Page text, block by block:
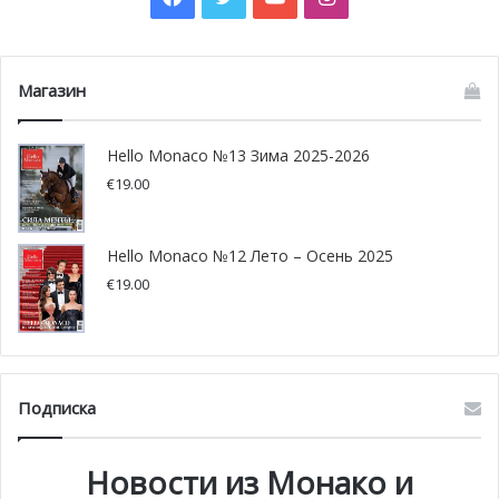
вырубки леса приходится на индустрию
производителей деревянных поддонов».
Магазин
Hello Monaco №13 Зима 2025-2026
€19.00
Hello Monaco №12 Лето – Осень 2025
€19.00
Подписка
Новости из Монако и